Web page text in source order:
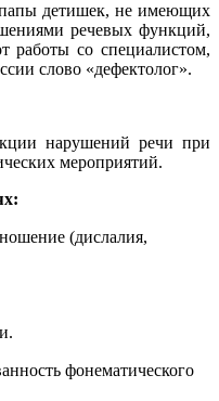
детишек, не имеющих
речевых функций,
работы со специалистом,
слово «дефектолог».
нарушений речи при
мероприятий.
(дислалия,
фонематического